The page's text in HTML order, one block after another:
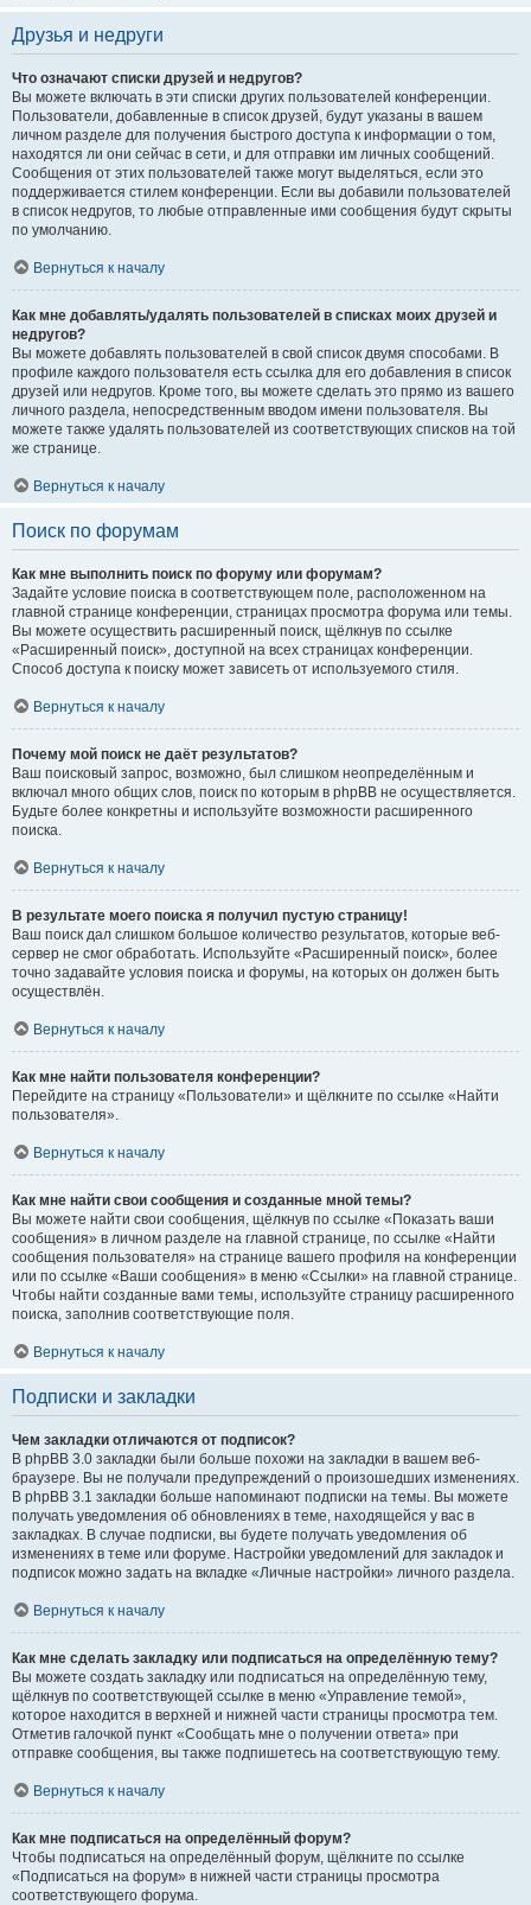
Друзья и недруги
Что означают списки друзей и недругов?
Вы можете включать в эти списки других пользователей конференции.
Пользователи, добавленные в список друзей, будут указаны в вашем
личном разделе для получения быстрого доступа к информации о том,
находятся ли они сейчас в сети, и для отправки им личных сообщений.
Сообщения от этих пользователей также могут выделяться, если это
поддерживается стилем конференции. Если вы добавили пользователей
в список недругов, то любые отправленные ими сообщения будут скрыты
по умолчанию.
Вернуться к началу
Как мне добавлять/удалять пользователей в списках моих друзей и
недругов?
Вы можете добавлять пользователей в свой список двумя способами. В
профиле каждого пользователя есть ссылка для его добавления в список
друзей или недругов. Кроме того, вы можете сделать это прямо из вашего
личного раздела, непосредственным вводом имени пользователя. Вы
можете также удалять пользователей из соответствующих списков на той
же странице.
Вернуться к началу
Поиск по форумам
Как мне выполнить поиск по форуму или форумам?
Задайте условие поиска в соответствующем поле, расположенном на
главной странице конференции, страницах просмотра форума или темы.
Вы можете осуществить расширенный поиск, щёлкнув по ссылке
«Расширенный поиск», доступной на всех страницах конференции.
Способ доступа к поиску может зависеть от используемого стиля.
Вернуться к началу
Почему мой поиск не даёт результатов?
Ваш поисковый запрос, возможно, был слишком неопределённым и
включал много общих слов, поиск по которым в phpBB не осуществляется.
Будьте более конкретны и используйте возможности расширенного
поиска.
Вернуться к началу
В результате моего поиска я получил пустую страницу!
Ваш поиск дал слишком большое количество результатов, которые веб-
сервер не смог обработать. Используйте «Расширенный поиск», более
точно задавайте условия поиска и форумы, на которых он должен быть
осуществлён.
Вернуться к началу
Как мне найти пользователя конференции?
Перейдите на страницу «Пользователи» и щёлкните по ссылке «Найти
пользователя».
Вернуться к началу
Как мне найти свои сообщения и созданные мной темы?
Вы можете найти свои сообщения, щёлкнув по ссылке «Показать ваши
сообщения» в личном разделе на главной странице, по ссылке «Найти
сообщения пользователя» на странице вашего профиля на конференции
или по ссылке «Ваши сообщения» в меню «Ссылки» на главной странице.
Чтобы найти созданные вами темы, используйте страницу расширенного
поиска, заполнив соответствующие поля.
Вернуться к началу
Подписки и закладки
Чем закладки отличаются от подписок?
В phpBB 3.0 закладки были больше похожи на закладки в вашем веб-
браузере. Вы не получали предупреждений о произошедших изменениях.
В phpBB 3.1 закладки больше напоминают подписки на темы. Вы можете
получать уведомления об обновлениях в теме, находящейся у вас в
закладках. В случае подписки, вы будете получать уведомления об
изменениях в теме или форуме. Настройки уведомлений для закладок и
подписок можно задать на вкладке «Личные настройки» личного раздела.
Вернуться к началу
Как мне сделать закладку или подписаться на определённую тему?
Вы можете создать закладку или подписаться на определённую тему,
щёлкнув по соответствующей ссылке в меню «Управление темой»,
которое находится в верхней и нижней части страницы просмотра тем.
Отметив галочкой пункт «Сообщать мне о получении ответа» при
отправке сообщения, вы также подпишетесь на соответствующую тему.
Вернуться к началу
Как мне подписаться на определённый форум?
Чтобы подписаться на определённый форум, щёлкните по ссылке
«Подписаться на форум» в нижней части страницы просмотра
соответствующего форума.